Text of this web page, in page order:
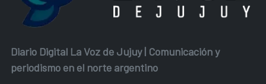
Diario Digital La Voz de Jujuy | Comunicación y
periodismo en el norte argentino